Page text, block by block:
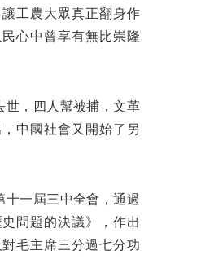
工農大眾真正翻身作
心中曾享有無比崇隆
世，四人幫被捕，文革
中國社會又開始了另
十一屆三中全會，通過
史問題的決議》，作出
毛主席三分過七分功